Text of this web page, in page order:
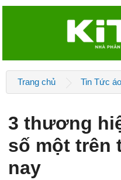
Trang chủ Tin Tức
3 thương
số một trên
nay